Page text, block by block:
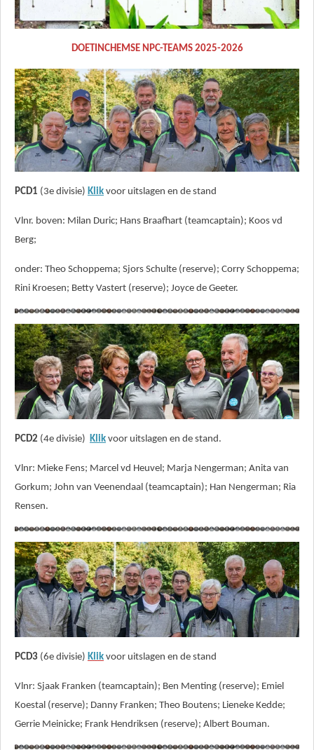
DOETINCHEMSE NPC-TEAMS 2025-2026
PCD1 (3e divisie) Klik voor uitslagen en de stand
Vlnr. boven: Milan Duric; Hans Braafhart (teamcaptain); Koos vd
Berg;
onder: Theo Schoppema; Sjors Schulte (reserve); Corry Schoppema;
Rini Kroesen; Betty Vastert (reserve); Joyce de Geeter.
PCD2 (4e divisie) Klik voor uitslagen en de stand.
Vlnr: Mieke Fens; Marcel vd Heuvel; Marja Nengerman; Anita van
Gorkum; John van Veenendaal (teamcaptain); Han Nengerman; Ria
Rensen.
PCD3 (6e divisie) Klik voor uitslagen en de stand
Vlnr: Sjaak Franken (teamcaptain); Ben Menting (reserve); Emiel
Koestal (reserve); Danny Franken; Theo Boutens; Lieneke Kedde;
Gerrie Meinicke; Frank Hendriksen (reserve); Albert Bouman.